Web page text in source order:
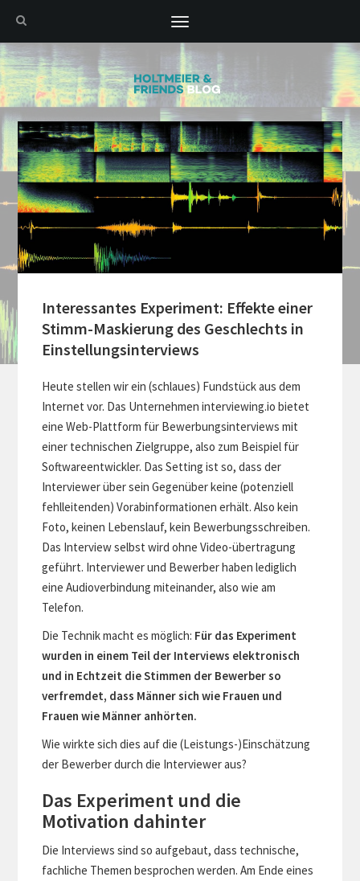
Toggle
navigation
Interessantes Experiment: Effekte einer
Stimm-Maskierung des Geschlechts in
Einstellungsinterviews
Heute stellen wir ein (schlaues) Fundstück aus dem
Internet vor. Das Unternehmen interviewing.io bietet
eine Web-Plattform für Bewerbungsinterviews mit
einer technischen Zielgruppe, also zum Beispiel für
Softwareentwickler. Das Setting ist so, dass der
Interviewer über sein Gegenüber keine (potenziell
fehlleitenden) Vorabinformationen erhält. Also kein
Foto, keinen Lebenslauf, kein Bewerbungsschreiben.
Das Interview selbst wird ohne Video-übertragung
geführt. Interviewer und Bewerber haben lediglich
eine Audioverbindung miteinander, also wie am
Telefon.
Die Technik macht es möglich: Für das Experiment
wurden in einem Teil der Interviews elektronisch
und in Echtzeit die Stimmen der Bewerber so
verfremdet, dass Männer sich wie Frauen und
Frauen wie Männer anhörten.
Wie wirkte sich dies auf die (Leistungs-)Einschätzung
der Bewerber durch die Interviewer aus?
Das Experiment und die
Motivation dahinter
Die Interviews sind so aufgebaut, dass technische,
fachliche Themen besprochen werden. Am Ende eines